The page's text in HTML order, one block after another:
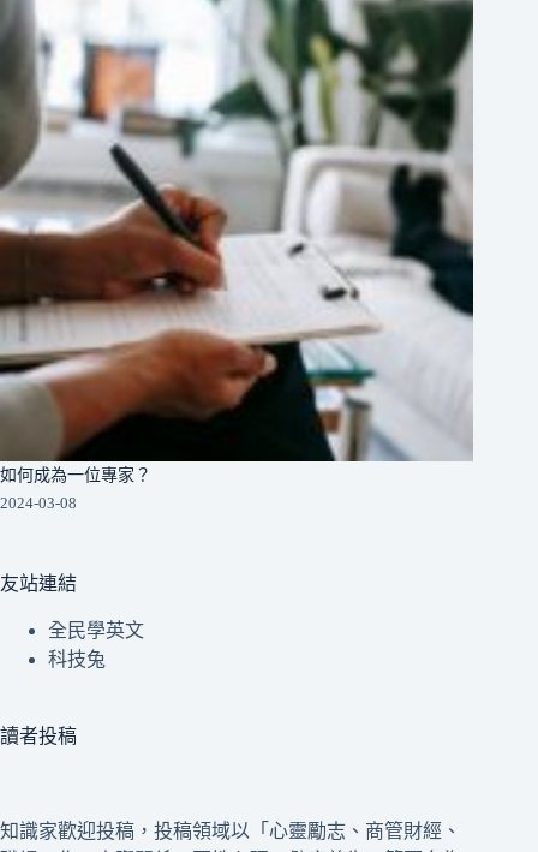
如何成為一位專家？
2024-03-08
友站連結
全民學英文
科技兔
讀者投稿
知識家歡迎投稿，投稿領域以「心靈勵志、商管財經、